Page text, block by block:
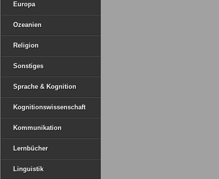
Europa
Ozeanien
Religion
Sonstiges
Sprache & Kognition
Kognitionswissenschaft
Kommunikation
Lernbücher
Linguistik